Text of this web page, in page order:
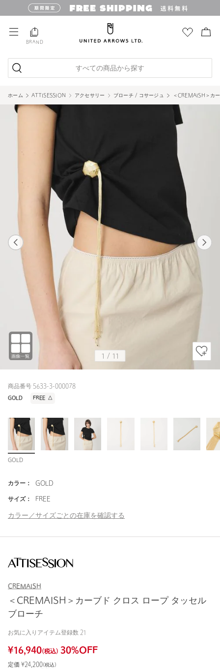
BRAND
すべての商品から探す
ホーム ATTISESSION アクセサリー ブローチ / コサージュ ＜CREMAISH＞カ
1 / 11
商品番号 5633-3-000078
GOLD FREE △
GOLD
カラー： GOLD
サイズ： FREE
カラー／サイズごとの在庫を確認する
CREMAISH
＜CREMAISH＞カーブド クロス ロープ タッセル
ブローチ
お気に入りアイテム登録数 21
¥16,940(税込) 30%OFF
定価 ¥24,200(税込)
1